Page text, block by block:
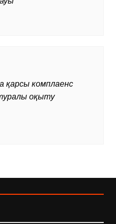
қарсы комплаенс
туралы оқыту